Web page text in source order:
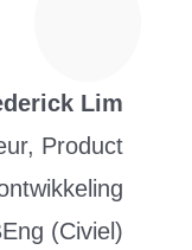
Lim
Product
(Civiel)